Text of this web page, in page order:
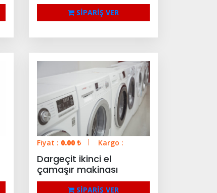
SİPARİŞ VER
Fiyat : 0.00 ₺ Kargo :
Dargeçit ikinci el
çamaşır makinası
SİPARİŞ VER